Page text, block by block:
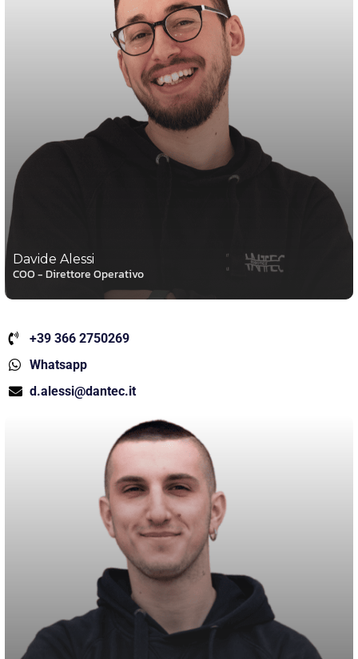
Davide Alessi
COO - Direttore Operativo
+39 366 2750269
Whatsapp
d.alessi@dantec.it